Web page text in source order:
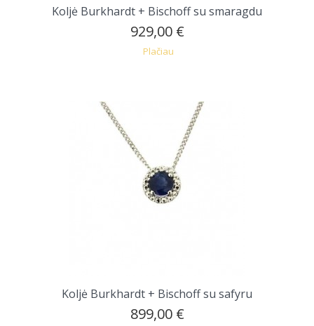
Koljė Burkhardt + Bischoff su smaragdu
929,00 €
Plačiau
Koljė Burkhardt + Bischoff su safyru
899,00 €